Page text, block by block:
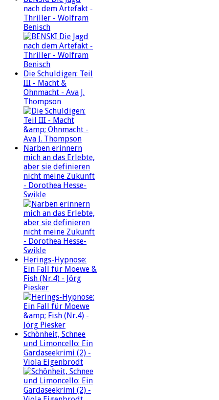
nach dem Artefakt -
Thriller - Wolfram
Benisch
Die Schuldigen: Teil
III - Macht &
Ohnmacht - Ava J.
Thompson
Narben erinnern
mich an das Erlebte,
aber sie definieren
nicht meine Zukunft
- Dorothea Hesse-
Swikle
Herings-Hypnose:
Ein Fall für Moewe &
Fish (Nr.4) - Jörg
Piesker
Schönheit, Schnee
und Limoncello: Ein
Gardaseekrimi (2) -
Viola Eigenbrodt